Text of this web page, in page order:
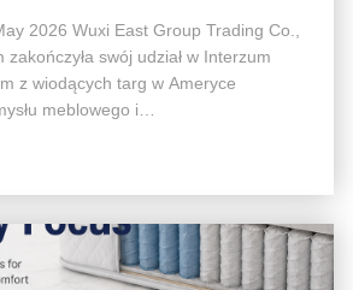
2026 Wuxi East Group Trading Co.,
swój udział w Interzum
z wiodących targ w Ameryce
meblowego i
produkty i technologi...